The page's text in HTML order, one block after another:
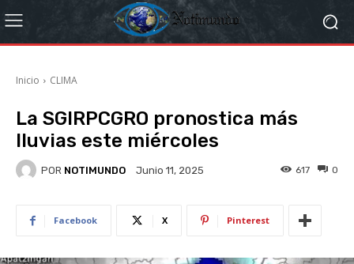
Inicio CLIMA
La SGIRPCGRO pronostica más
lluvias este miércoles
POR NOTIMUNDO Junio 11, 2025 0
617
Facebook X Pinterest